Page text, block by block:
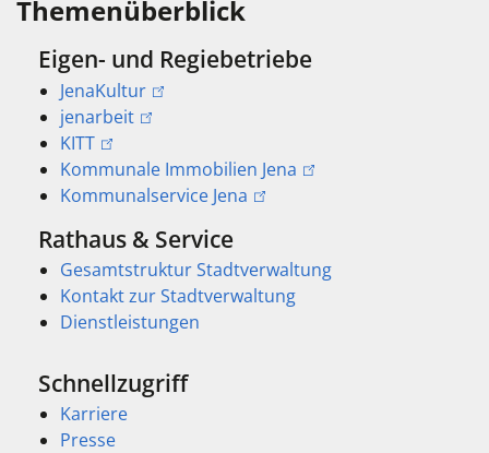
Themenüberblick
Eigen- und Regiebetriebe
JenaKultur
jenarbeit
KITT
Kommunale Immobilien Jena
Kommunalservice Jena
Rathaus & Service
Gesamtstruktur Stadtverwaltung
Kontakt zur Stadtverwaltung
Dienstleistungen
Schnellzugriff
Karriere
Presse